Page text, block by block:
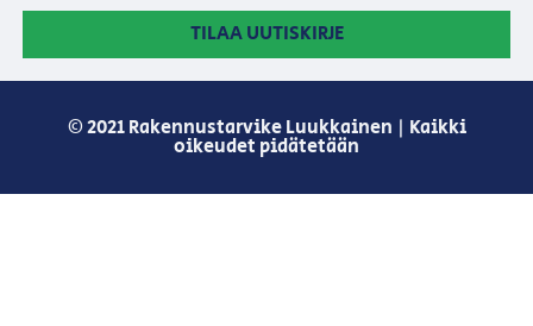
TILAA UUTISKIRJE
© 2021 Rakennustarvike Luukkainen | Kaikki
oikeudet pidätetään